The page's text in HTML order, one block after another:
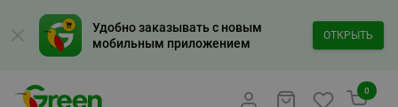
Удобно заказывать с новым
мобильным приложением
ОТКРЫТЬ
0